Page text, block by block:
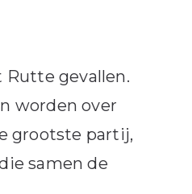
gevallen.
worden over
grootste partij,
samen de